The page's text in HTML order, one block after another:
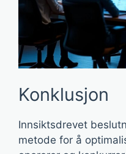
Konklusjon
Innsiktsdrevet
metode for å